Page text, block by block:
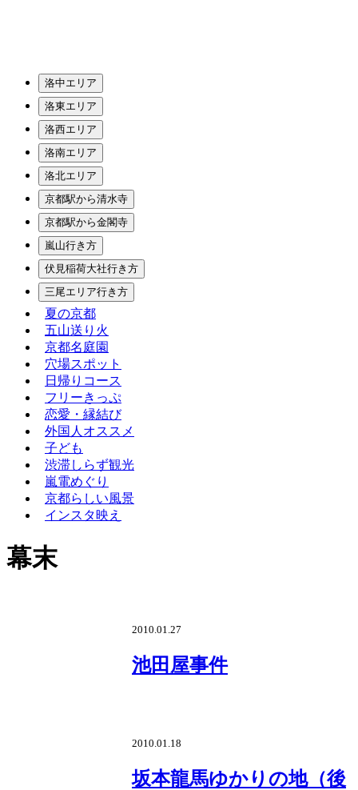
洛中エリア
洛東エリア
洛西エリア
洛南エリア
洛北エリア
京都駅から清水寺
京都駅から金閣寺
嵐山行き方
伏見稲荷大社行き方
三尾エリア行き方
夏の京都
五山送り火
京都名庭園
穴場スポット
日帰りコース
フリーきっぷ
恋愛・縁結び
外国人オススメ
子ども
渋滞しらず観光
嵐電めぐり
京都らしい風景
インスタ映え
幕末
2010.01.27
池田屋事件
2010.01.18
坂本龍馬ゆかりの地（後